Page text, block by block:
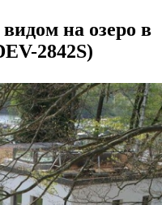
на озеро в
2842S)